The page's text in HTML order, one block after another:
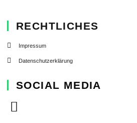
RECHTLICHES
Impressum
Datenschutzerklärung
SOCIAL MEDIA